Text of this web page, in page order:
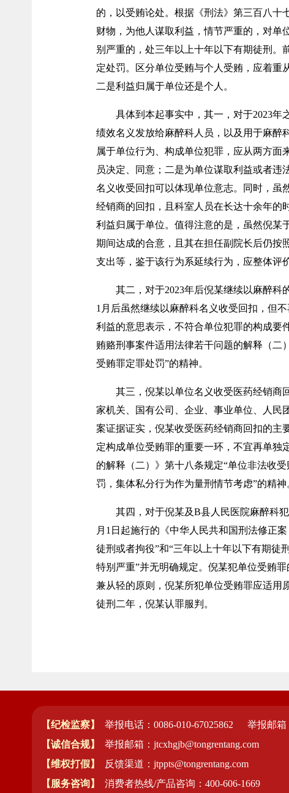
的，以受贿论处。根据《刑法》第三百八十
财物，为他人谋取利益，情节严重的，对单
别严重的，处三年以上十年以下有期徒刑。
定处罚。区分单位受贿与个人受贿，应着重
二是利益归属于单位还是个人。
具体到本起事实中，其一，对于2023
绩效名义发放给麻醉科人员，以及用于麻醉
属于单位行为、构成单位犯罪，应从两方面
员决定、同意；二是为单位谋取利益或者
名义收受回扣可以体现单位意志。同时，虽
经销商的回扣，且科室人员在长达十余年的
利益归属于单位。值得注意的是，虽然倪某
期间达成的合意，且其在担任副院长后仍按
支出等，鉴于该行为系延续行为，应整体评
其二，对于2023年后倪某继续以麻醉科
1月后虽然继续以麻醉科名义收受回扣，但
利益的意思表示，不符合单位犯罪的构成要
贿赂刑事案件适用法律若干问题的解释（二
受贿罪定罪处罚”的精神。
其三，倪某以单位名义收受医药经销商
家机关、国有公司、企业、事业单位、人民
案证据证实，倪某收受医药经销商回扣的主
定构成单位受贿罪的重要一环，不宜再单独
的解释（二）》第十八条规定“单位非法收
罚，集体私分行为作为量刑情节考虑”的精神
其四，对于倪某及B县人民医院麻醉科
月1日起施行的《中华人民共和国刑法修正
徒刑或者拘役”和“三年以上十年以下有期徒
特别严重”并无明确规定。倪某犯单位受贿
兼从轻的原则，倪某所犯单位受贿罪应适用
徒刑二年，倪某认罪服判。
【纪检监察】 举报电话：0086-010-67025862 举报邮箱
【诚信合规】
举报邮箱：jtcxhgjb@tongrentang.com
【维权打假】
反馈渠道：jtppts@tongrentang.com
【服务咨询】
消费者热线/产品咨询：400-606-1669